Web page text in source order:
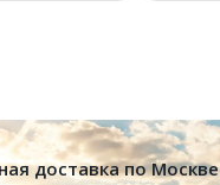
доставка по Москве